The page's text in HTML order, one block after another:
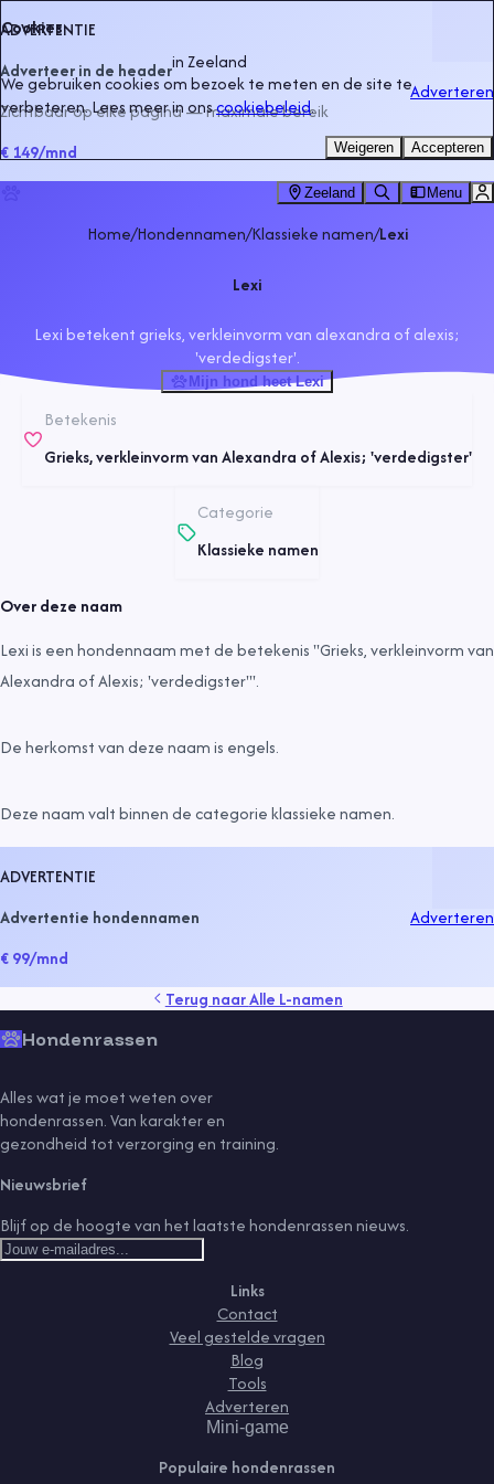
ADVERTENTIE
Adverteer in de headerinZeeland
Zichtbaar op elke pagina — maximale bereik
€ 149/mnd
Adverteren
Zeeland Menu
Home/Hondennamen/Klassieke namen/Lexi
Lexi
Lexi betekent grieks, verkleinvorm van alexandra of alexis;
'verdedigster'.
Mijn hond heet Lexi
Betekenis
Grieks, verkleinvorm van Alexandra of Alexis; 'verdedigster'
Categorie
Klassieke namen
Over deze naam
Lexi is een hondennaam met de betekenis "Grieks, verkleinvorm van
Alexandra of Alexis; 'verdedigster'".
De herkomst van deze naam is engels.
Deze naam valt binnen de categorieklassieke namen.
ADVERTENTIE
Advertentie hondennamen
€ 99/mnd
Adverteren
Terug naarAlle L-namen
Hondenrassen
Alles wat je moet weten over
hondenrassen. Van karakter en
gezondheid tot verzorging en training.
Nieuwsbrief
Blijf op de hoogte van het laatste hondenrassen nieuws.
Links
Contact
Veel gestelde vragen
Blog
Tools
Adverteren
Mini-game
Populaire hondenrassen
Cookies
We gebruiken cookies om bezoek te meten en de site te
verbeteren. Lees meer in onscookiebeleid.
Weigeren Accepteren